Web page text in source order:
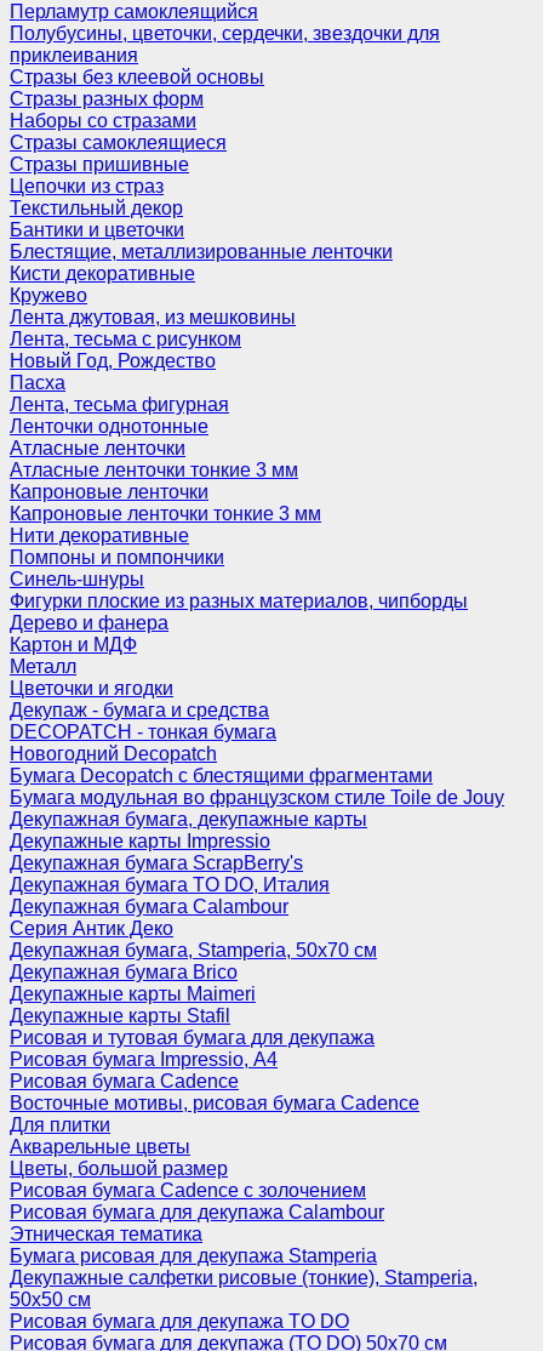
Перламутр самоклеящийся
Полубусины, цветочки, сердечки, звездочки для
приклеивания
Стразы без клеевой основы
Стразы разных форм
Наборы со стразами
Стразы самоклеящиеся
Стразы пришивные
Цепочки из страз
Текстильный декор
Бантики и цветочки
Блестящие, металлизированные ленточки
Кисти декоративные
Кружево
Лента джутовая, из мешковины
Лента, тесьма с рисунком
Новый Год, Рождество
Пасха
Лента, тесьма фигурная
Ленточки однотонные
Атласные ленточки
Атласные ленточки тонкие 3 мм
Капроновые ленточки
Капроновые ленточки тонкие 3 мм
Нити декоративные
Помпоны и помпончики
Синель-шнуры
Фигурки плоские из разных материалов, чипборды
Дерево и фанера
Картон и МДФ
Металл
Цветочки и ягодки
Декупаж - бумага и средства
DECOPATCH - тонкая бумага
Новогодний Decopatch
Бумага Decopatch с блестящими фрагментами
Бумага модульная во французском стиле Toile de Jouy
Декупажная бумага, декупажные карты
Декупажные карты Impressio
Декупажная бумага ScrapBerry's
Декупажная бумага TO DO, Италия
Декупажная бумага Calambour
Серия Антик Деко
Декупажная бумага, Stamperia, 50х70 см
Декупажная бумага Brico
Декупажные карты Maimeri
Декупажные карты Stafil
Рисовая и тутовая бумага для декупажа
Рисовая бумага Impressio, А4
Рисовая бумага Cadence
Восточные мотивы, рисовая бумага Cadence
Для плитки
Акварельные цветы
Цветы, большой размер
Рисовая бумага Cadence c золочением
Рисовая бумага для декупажа Calambour
Этническая тематика
Бумага рисовая для декупажа Stamperia
Декупажные салфетки рисовые (тонкие), Stamperia,
50х50 см
Рисовая бумага для декупажа TO DO
Рисовая бумага для декупажа (TO DO) 50х70 см